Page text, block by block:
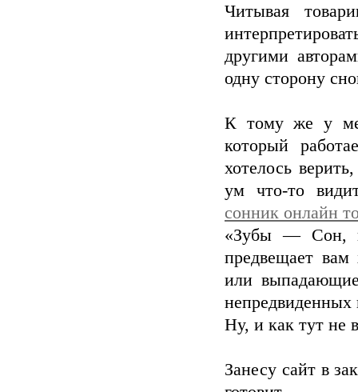
Читывая
другими
одну сторону
К тому же у
который
хотелось
ум что-то
сонник онлайн
«Зубы — Сон,
предвещает
или
Ну, и как тут не
Занесу сайт в